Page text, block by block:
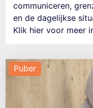
communiceren,
en de dagelijkse
Klik hier voor meer
Puber